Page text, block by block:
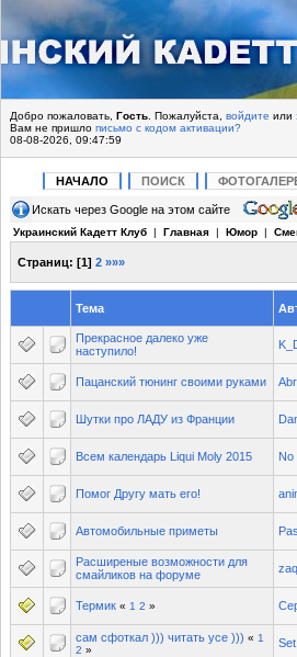
Добро пожаловать, Гость . Пожалуйста, войдите или
Вам не пришло письмо с кодом активации?
08-08-2026, 09:47:59
НАЧАЛО ПОИСК
Искать через Google на этом сайте
Украинский Кадетт Клуб | Главная | Юмор |
Страниц: [1] 2 »»»
Тема
Прекрасное далеко уже
наступило!
Пацанский тюнинг своими руками
Шутки про ЛАДУ из Франции
Всем календарь Liqui Moly 2015 No
Помог Другу мать его!
Автомобильные приметы
Расширеные возможности для
смайликов на форуме
Термик « 1 2 »
сам сфоткал ))) читать усе ))) « 1
2 »